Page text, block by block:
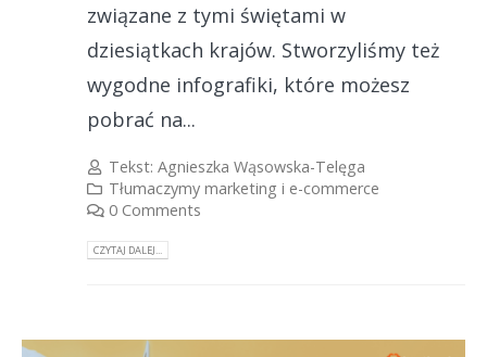
związane z tymi świętami w
dziesiątkach krajów. Stworzyliśmy też
wygodne infografiki, które możesz
pobrać na...
Tekst:Agnieszka Wąsowska-Telęga
Tłumaczymy marketing i e-commerce
0 Comments
CZYTAJ DALEJ...